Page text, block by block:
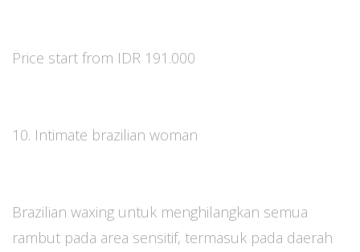
Price start from IDR 191.000
10. Intimate brazilian woman
Brazilian waxing untuk menghilangkan semua
rambut pada area sensitif, termasuk pada daerah